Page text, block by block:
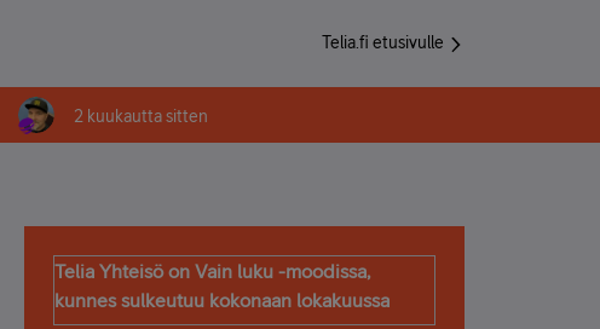
Telia.fi etusivulle
2 kuukautta sitten
Telia Yhteisö on Vain luku -moodissa,
kunnes sulkeutuu kokonaan lokakuussa